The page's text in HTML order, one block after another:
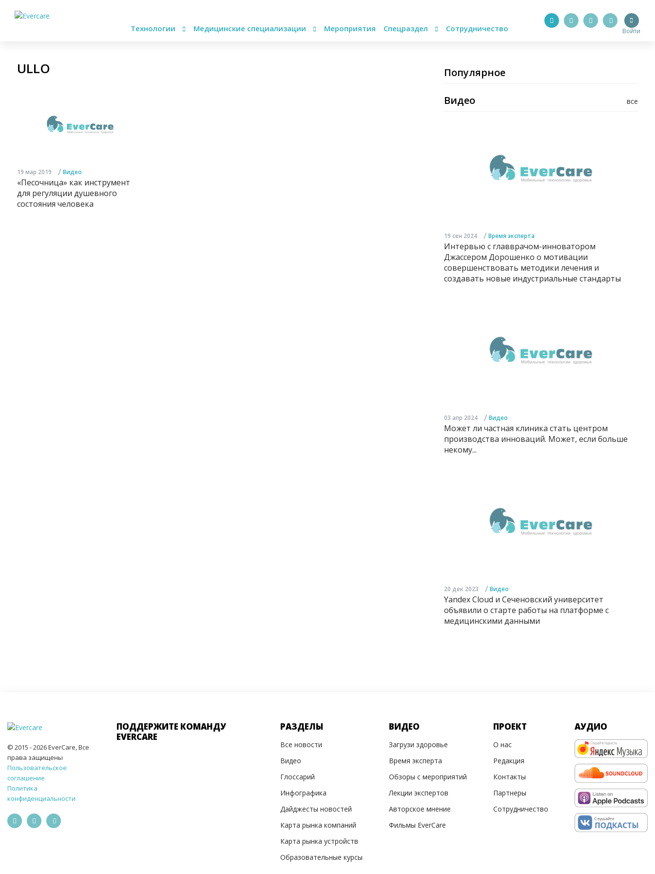
Технологии Медицинские специализации Мероприятия Спецраздел Сотрудничество Войти
ULLO
19 мар 2019 / Видео
«Песочница» как инструмент
для регуляции душевного
состояния человека
Популярное
все
Видео
19 сен 2024 / Время эксперта
Интервью с главврачом-инноватором
Джассером Дорошенко о мотивации
совершенствовать методики лечения и
создавать новые индустриальные стандарты
03 апр 2024 / Видео
Может ли частная клиника стать центром
производства инноваций. Может, если больше
некому...
20 дек 2023 / Видео
Yandex Cloud и Сеченовский университет
объявили о старте работы на платформе с
медицинскими данными
© 2015 - 2026 EverCare, Все
права защищены
Пользовательское
соглашение
Политика
конфиденциальности
ПОДДЕРЖИТЕ КОМАНДУ
EVERCARE
РАЗДЕЛЫ
Все новости
Видео
Глоссарий
Инфографика
Дайджесты новостей
Карта рынка компаний
Карта рынка устройств
Образовательные курсы
ВИДЕО
Загрузи здоровье
Время эксперта
Обзоры с мероприятий
Лекции экспертов
Авторское мнение
Фильмы EverCare
ПРОЕКТ
О нас
Редакция
Контакты
Партнеры
Сотрудничество
АУДИО